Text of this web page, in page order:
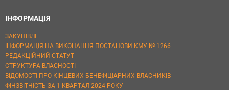
ІНФОРМАЦІЯ
ЗАКУПІВЛІ
ІНФОРМАЦІЯ НА ВИКОНАННЯ ПОСТАНОВИ КМУ № 1266
РЕДАКЦІЙНИЙ СТАТУТ
СТРУКТУРА ВЛАСНОСТІ
ВІДОМОСТІ ПРО КІНЦЕВИХ БЕНЕФІЦІАРНИХ ВЛАСНИКІВ
ФІНЗВІТНІСТЬ ЗА 1 КВАРТАЛ 2024 РОКУ